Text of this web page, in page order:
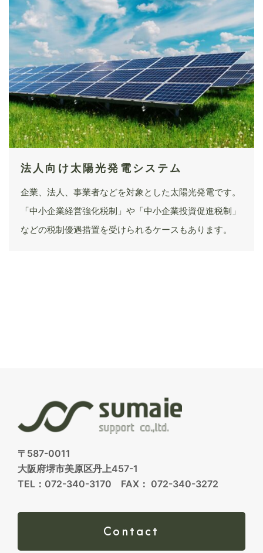
法人向け太陽光発電システム
企業、法人、事業者などを対象とした太陽光発電です。
「中小企業経営強化税制」や「中小企業投資促進税制」
などの税制優遇措置を受けられるケースもあります。
〒587-0011
大阪府堺市美原区丹上457-1
TEL：072-340-3170 FAX： 072-340-3272
Contact